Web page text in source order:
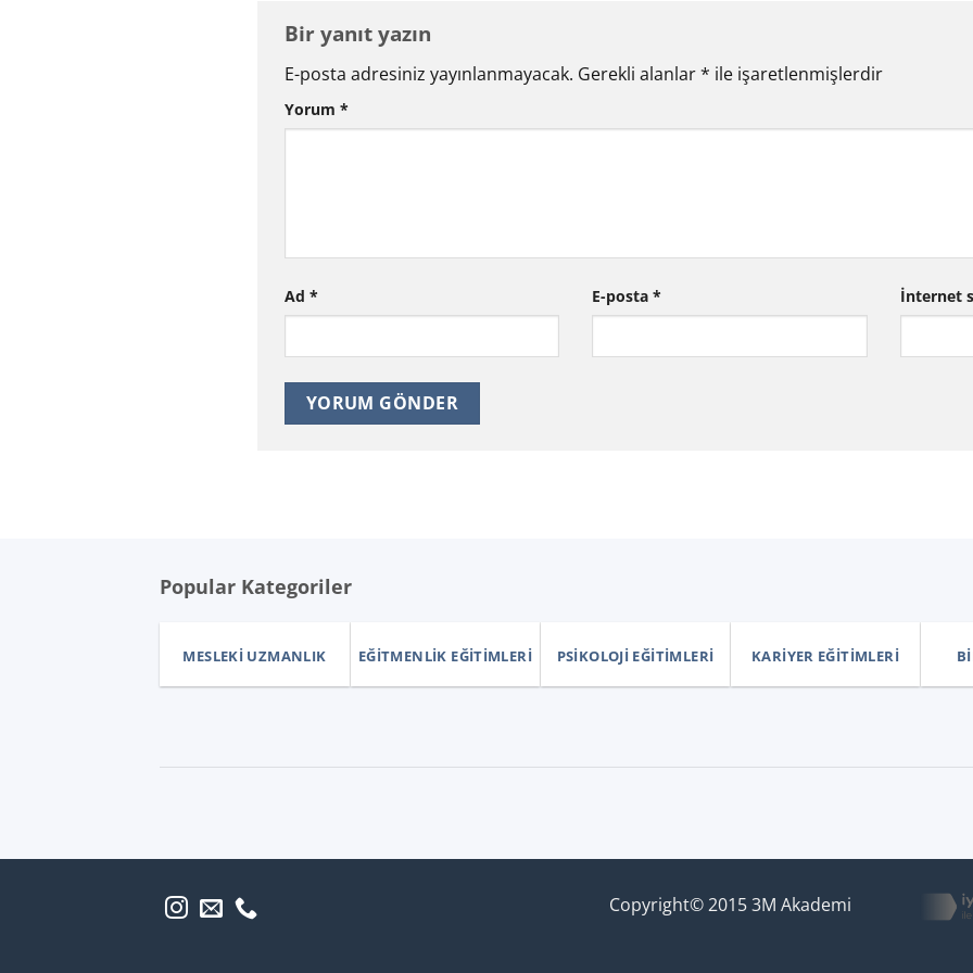
Bir yanıt yazın
E-posta adresiniz yayınlanmayacak. Gerekli alanlar* ile işaretlenmişlerdir
Yorum *
Ad * E-posta* İnternet
Popular Kategoriler
MESLEKI UZMANLIK EĞITMENLIK EĞITIMLERI PSIKOLOJI EĞITIMLERI KARIYER EĞITIMLERI
Copyright© 2015 3M Akademi